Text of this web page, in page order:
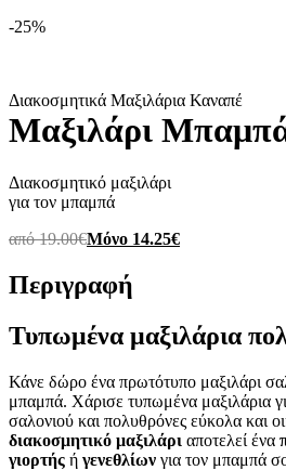
-25%
Διακοσμητικά Μαξιλάρια Καναπέ
Μαξιλάρι
Διακοσμητικό μαξιλάρι
για τον μπαμπά
από 19.00€Μόνο 14.25€
Περιγραφή
Τυπωμένα μαξιλάρια
Κάνε δώρο ένα πρωτότυπο μαξιλάρι
μπαμπά. Χάρισε τυπωμένα μαξιλάρια
σαλονιού και πολυθρόνες εύκολα και
διακοσμητικό μαξιλάρι αποτελεί ένα
γιορτής ή γενεθλίων για τον μπαμπά